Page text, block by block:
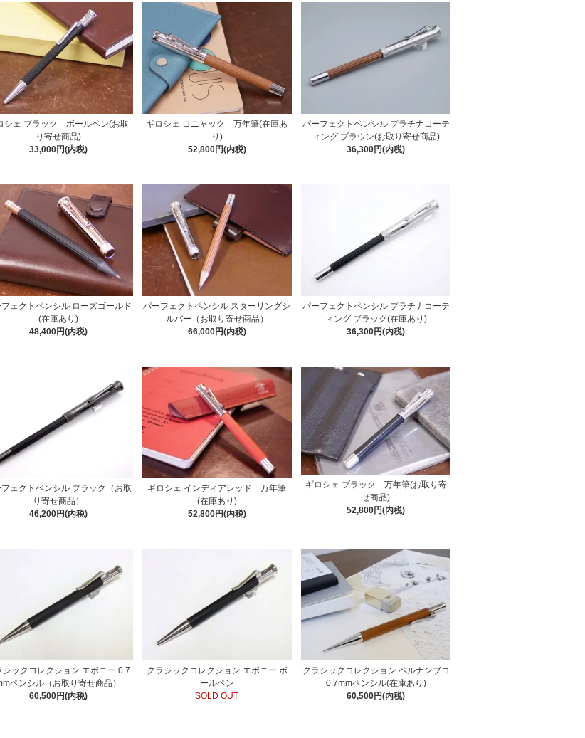
シェ ブラック ボールペン(お取
り寄せ商品)
33,000円(内税)
ギロシェ コニャック 万年筆(在庫あ
り)
52,800円(内税)
パーフェクトペンシル プラチナコーテ
ィング ブラウン(お取り寄せ商品)
36,300円(内税)
ェクトペンシル ローズゴールド
(在庫あり)
48,400円(内税)
パーフェクトペンシル スターリングシ
ルバー（お取り寄せ商品）
66,000円(内税)
パーフェクトペンシル プラチナコーテ
ィング ブラック(在庫あり)
36,300円(内税)
ェクトペンシル ブラック（お取
り寄せ商品）
46,200円(内税)
ギロシェ インディアレッド 万年筆
(在庫あり)
52,800円(内税)
ギロシェ ブラック 万年筆(お取り寄
せ商品)
52,800円(内税)
シックコレクション エボニー 0.7
ペンシル（お取り寄せ商品）
60,500円(内税)
クラシックコレクション エボニー ボ
ールペン
SOLD OUT
クラシックコレクション ペルナンブコ
0.7mmペンシル(在庫あり)
60,500円(内税)